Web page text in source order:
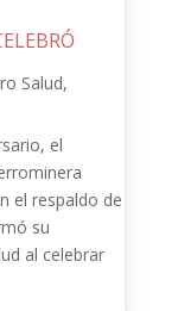
Salud,
el
el respaldo de
su
al celebrar